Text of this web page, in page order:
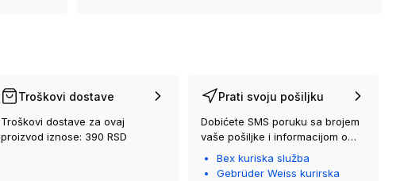
Troškovi dostave
Troškovi dostave za ovaj
proizvod iznose: 390 RSD
Prati svoju pošiljku
Dobićete SMS poruku sa brojem
vaše pošiljke i informacijom o
kurirskoj službi koja će vam je
Bex kuriska služba
Gebrüder Weiss kurirska